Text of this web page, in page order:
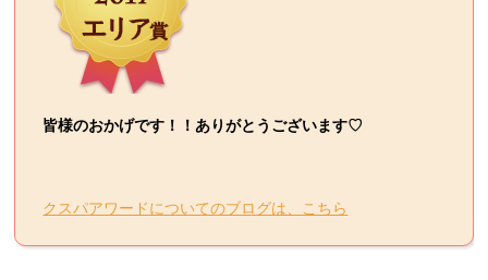
皆様のおかげです！！ありがとうございます♡
クスパアワードについてのブログは、こちら